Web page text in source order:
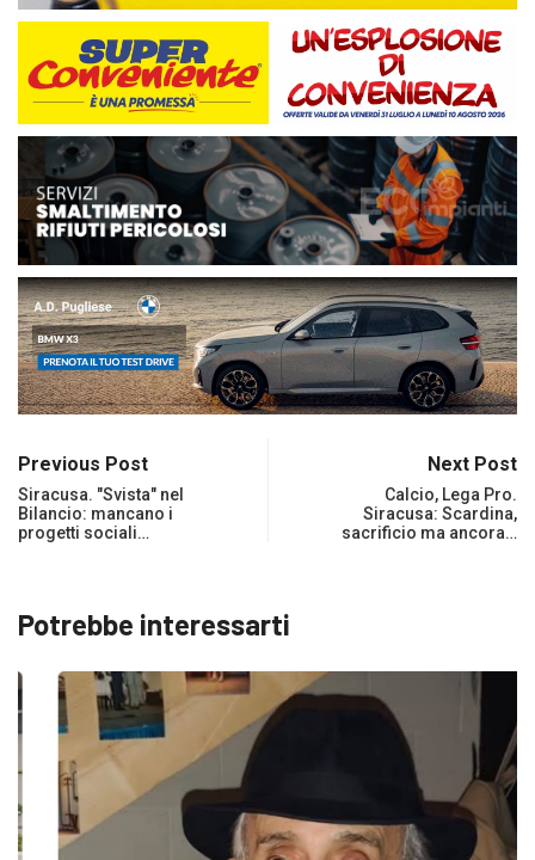
Previous Post
Siracusa. "Svista" nel
Bilancio: mancano i
progetti sociali…
Next Post
Calcio, Lega Pro.
Siracusa: Scardina,
sacrificio ma ancora…
Potrebbe interessarti